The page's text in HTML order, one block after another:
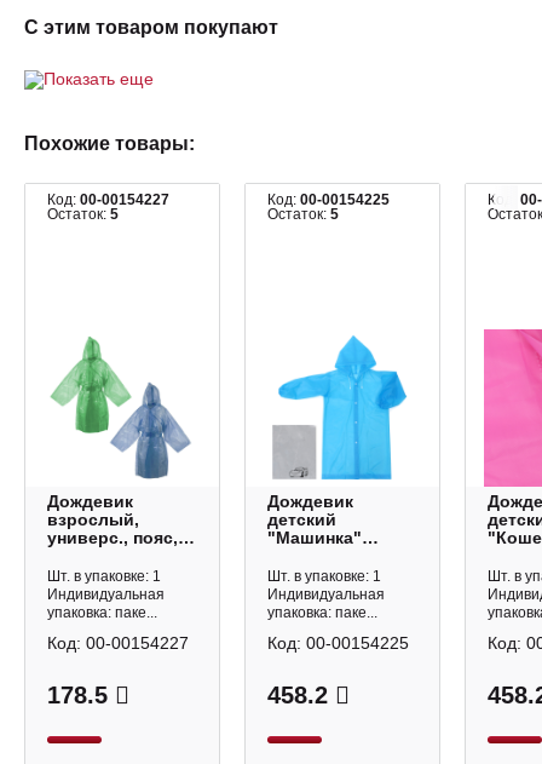
С этим товаром покупают
Показать еще
Похожие товары:
Код: 00-00154227
Остаток: 5
Дождевик
взрослый,
универс., пояс,
Шт. в упаковке: 1
Индивидуальная
упаковка: паке...
178.5
Код: 00-00154227
Код: 00-00154225
Остаток: 5
Дождевик
детский
"Машинка"
160см 10926239
Шт. в упаковке: 1
Индивидуальная
упаковка: паке...
458.2
Код: 00-00154225
Код:
160см
Шт. в
Код: